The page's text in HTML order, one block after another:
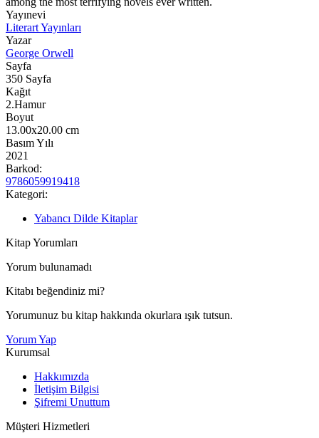
Yayınevi
Literart Yayınları
Yazar
George Orwell
Sayfa
350 Sayfa
Kağıt
2.Hamur
Boyut
13.00x20.00 cm
Basım Yılı
2021
Barkod:
9786059919418
Kategori:
Yabancı Dilde Kitaplar
Kitap Yorumları
Yorum bulunamadı
Kitabı beğendiniz mi?
Yorumunuz bu kitap hakkında okurlara ışık tutsun.
Yorum Yap
Kurumsal
Hakkımızda
İletişim Bilgisi
Şifremi Unuttum
Müşteri Hizmetleri